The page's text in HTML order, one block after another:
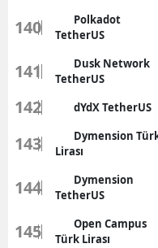
140
Polkadot
TetherUS
141
Dusk Network
TetherUS
142 dYdX TetherUS
143
Dymension
Lirası
144
Dymension
TetherUS
145
Open Campus
Türk Lirası